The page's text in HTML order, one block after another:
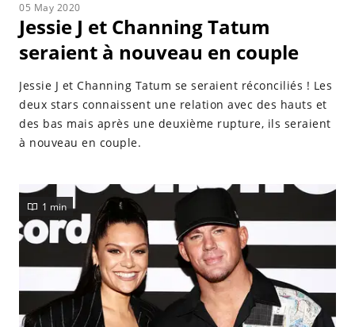
05 May 2020
Jessie J et Channing Tatum
seraient à nouveau en couple
Jessie J et Channing Tatum se seraient réconciliés ! Les
deux stars connaissent une relation avec des hauts et
des bas mais après une deuxième rupture, ils seraient
à nouveau en couple.
1 min